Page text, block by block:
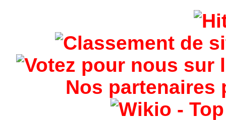
Nos partenaires